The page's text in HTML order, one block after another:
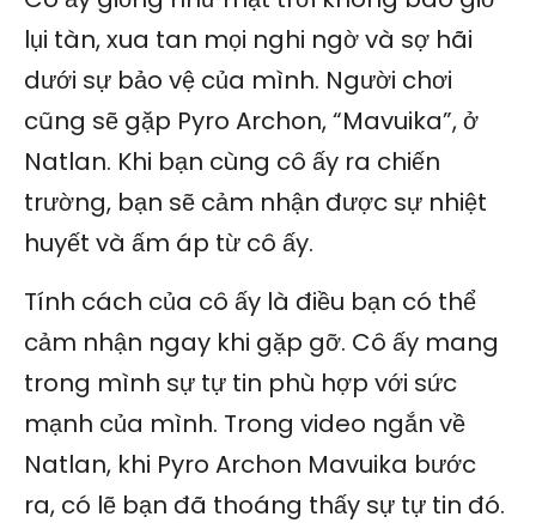
lụi tàn, xua tan mọi nghi ngờ và sợ hãi
dưới sự bảo vệ của mình. Người chơi
cũng sẽ gặp Pyro Archon, “Mavuika”, ở
Natlan. Khi bạn cùng cô ấy ra chiến
trường, bạn sẽ cảm nhận được sự nhiệt
huyết và ấm áp từ cô ấy.
Tính cách của cô ấy là điều bạn có thể
cảm nhận ngay khi gặp gỡ. Cô ấy mang
trong mình sự tự tin phù hợp với sức
mạnh của mình. Trong video ngắn về
Natlan, khi Pyro Archon Mavuika bước
ra, có lẽ bạn đã thoáng thấy sự tự tin đó.